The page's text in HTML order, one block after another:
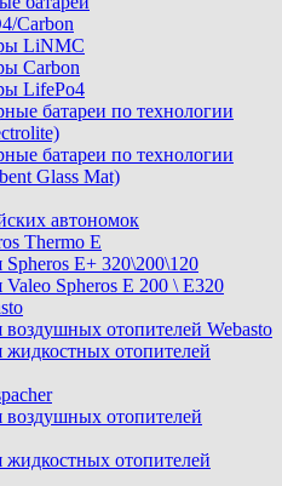
Carbon
LiNMC
Carbon
LifePo4
батареи по технологии
батареи по технологии
Glass Mat)
автономок
Thermo E
Spheros E+ 320\200\120
Valeo Spheros E 200 \ E320
воздушных отопителей Webasto
жидкостных отопителей
воздушных отопителей
жидкостных отопителей